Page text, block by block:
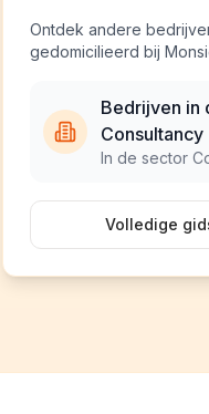
Ontdek andere
gedomicilieerd bij
Bedrijven in
Consultancy
In de sector
Volledige